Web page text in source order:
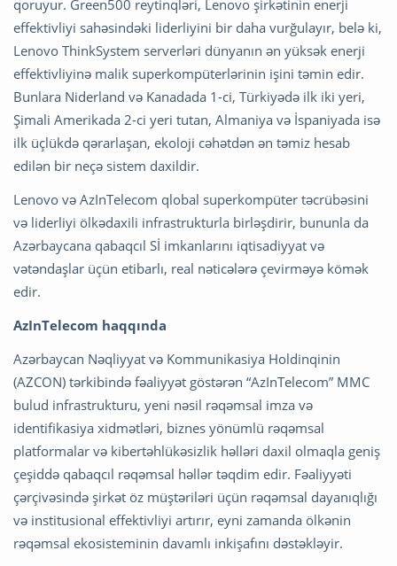
qoruyur. Green500 reytinqləri, Lenovo şirkətinin enerji
effektivliyi sahəsindəki liderliyini bir daha vurğulayır, belə ki,
Lenovo ThinkSystem serverləri dünyanın ən yüksək enerji
effektivliyinə malik superkompüterlərinin işini təmin edir.
Bunlara Niderland və Kanadada 1-ci, Türkiyədə ilk iki yeri,
Şimali Amerikada 2-ci yeri tutan, Almaniya və İspaniyada isə
ilk üçlükdə qərarlaşan, ekoloji cəhətdən ən təmiz hesab
edilən bir neçə sistem daxildir.
Lenovo və AzInTelecom qlobal superkompüter təcrübəsini
və liderliyi ölkədaxili infrastrukturla birləşdirir, bununla da
Azərbaycana qabaqcıl Sİ imkanlarını iqtisadiyyat və
vətəndaşlar üçün etibarlı, real nəticələrə çevirməyə kömək
edir.
AzInTelecom haqqında
Azərbaycan Nəqliyyat və Kommunikasiya Holdinqinin
(AZCON) tərkibində fəaliyyət göstərən “AzInTelecom” MMC
bulud infrastrukturu, yeni nəsil rəqəmsal imza və
identifikasiya xidmətləri, biznes yönümlü rəqəmsal
platformalar və kibertəhlükəsizlik həlləri daxil olmaqla geniş
çeşiddə qabaqcıl rəqəmsal həllər təqdim edir. Fəaliyyəti
çərçivəsində şirkət öz müştəriləri üçün rəqəmsal dayanıqlığı
və institusional effektivliyi artırır, eyni zamanda ölkənin
rəqəmsal ekosisteminin davamlı inkişafını dəstəkləyir.